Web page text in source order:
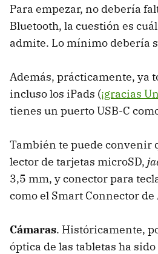
Para empezar, no debería
Bluetooth, la cuestión es
admite. Lo mínimo debería
Además, prácticamente, ya
incluso los iPads (¡gracias
tienes un puerto USB-C
También te puede convenir
lector de tarjetas microSD,
3,5 mm, y conector para
como el Smart Connector de
Cámaras. Históricamente,
óptica de las tabletas ha